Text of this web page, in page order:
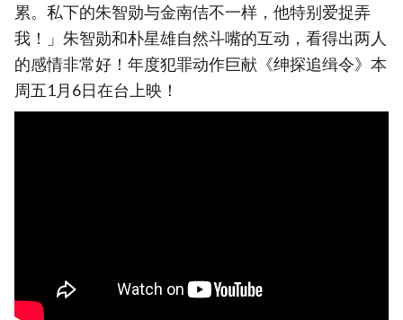
累。私下的朱智勋与金南佶不一样，他特别爱捉弄
我！」朱智勋和朴星雄自然斗嘴的互动，看得出两人
的感情非常好！年度犯罪动作巨献《绅探追缉令》本
周五1月6日在台上映！